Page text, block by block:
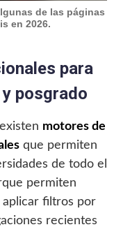
de las páginas
en 2026.
para
posgrado
motores de
que permiten
de todo el
permiten
aplicar filtros por
recientes